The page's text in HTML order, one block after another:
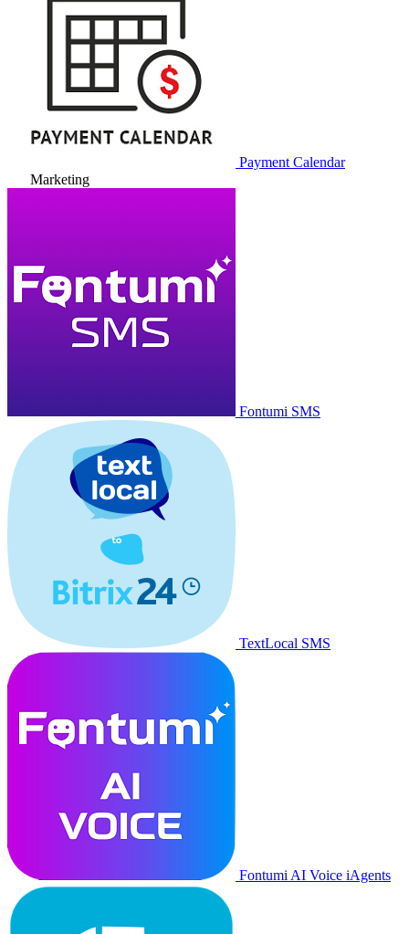
Payment Calendar
Marketing
Fontumi SMS
TextLocal SMS
Fontumi AI Voice iAgents